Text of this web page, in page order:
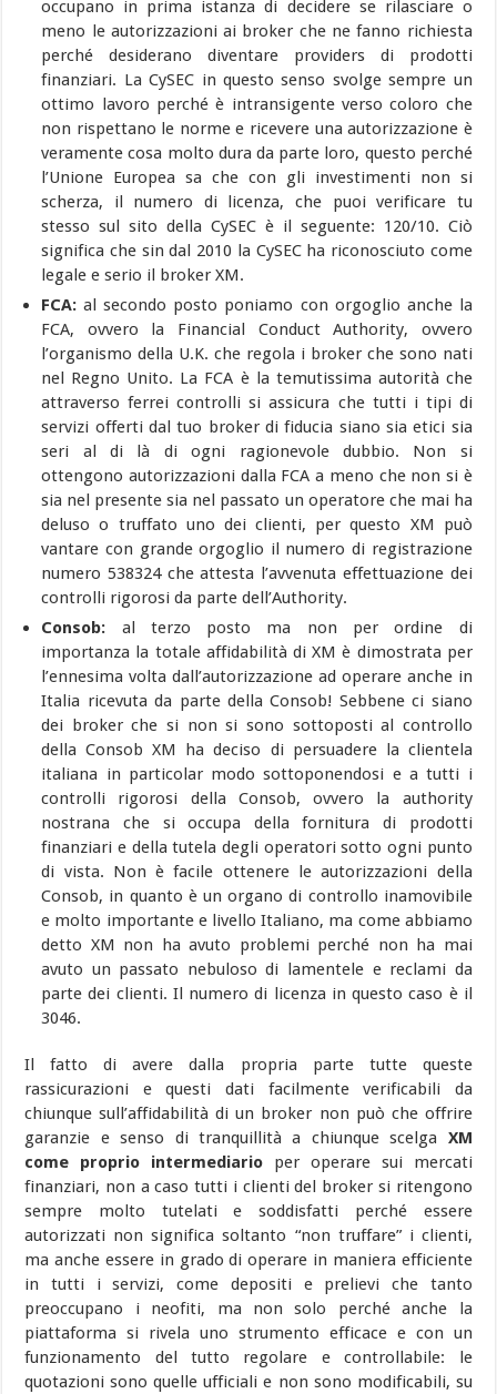
occupano in prima istanza di decidere se rilasciare o
meno le autorizzazioni ai broker che ne fanno richiesta
perché desiderano diventare providers di prodotti
finanziari. La CySEC in questo senso svolge sempre un
ottimo lavoro perché è intransigente verso coloro che
non rispettano le norme e ricevere una autorizzazione è
veramente cosa molto dura da parte loro, questo perché
l’Unione Europea sa che con gli investimenti non si
scherza, il numero di licenza, che puoi verificare tu
stesso sul sito della CySEC è il seguente: 120/10. Ciò
significa che sin dal 2010 la CySEC ha riconosciuto come
legale e serio il broker XM.
FCA: al secondo posto poniamo con orgoglio anche la
FCA, ovvero la Financial Conduct Authority, ovvero
l’organismo della U.K. che regola i broker che sono nati
nel Regno Unito. La FCA è la temutissima autorità che
attraverso ferrei controlli si assicura che tutti i tipi di
servizi offerti dal tuo broker di fiducia siano sia etici sia
seri al di là di ogni ragionevole dubbio. Non si
ottengono autorizzazioni dalla FCA a meno che non si è
sia nel presente sia nel passato un operatore che mai ha
deluso o truffato uno dei clienti, per questo XM può
vantare con grande orgoglio il numero di registrazione
numero 538324 che attesta l’avvenuta effettuazione dei
controlli rigorosi da parte dell’Authority.
Consob: al terzo posto ma non per ordine di
importanza la totale affidabilità di XM è dimostrata per
l’ennesima volta dall’autorizzazione ad operare anche in
Italia ricevuta da parte della Consob! Sebbene ci siano
dei broker che si non si sono sottoposti al controllo
della Consob XM ha deciso di persuadere la clientela
italiana in particolar modo sottoponendosi e a tutti i
controlli rigorosi della Consob, ovvero la authority
nostrana che si occupa della fornitura di prodotti
finanziari e della tutela degli operatori sotto ogni punto
di vista. Non è facile ottenere le autorizzazioni della
Consob, in quanto è un organo di controllo inamovibile
e molto importante e livello Italiano, ma come abbiamo
detto XM non ha avuto problemi perché non ha mai
avuto un passato nebuloso di lamentele e reclami da
parte dei clienti. Il numero di licenza in questo caso è il
3046.
Il fatto di avere dalla propria parte tutte queste
rassicurazioni e questi dati facilmente verificabili da
chiunque sull’affidabilità di un broker non può che offrire
garanzie e senso di tranquillità a chiunque scelga XM
come proprio intermediario per operare sui mercati
finanziari, non a caso tutti i clienti del broker si ritengono
sempre molto tutelati e soddisfatti perché essere
autorizzati non significa soltanto “non truffare” i clienti,
ma anche essere in grado di operare in maniera efficiente
in tutti i servizi, come depositi e prelievi che tanto
preoccupano i neofiti, ma non solo perché anche la
piattaforma si rivela uno strumento efficace e con un
funzionamento del tutto regolare e controllabile: le
quotazioni sono quelle ufficiali e non sono modificabili, su